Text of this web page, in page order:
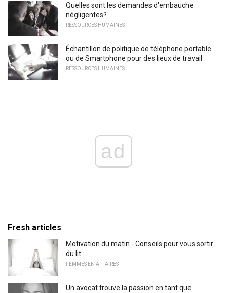
Quelles sont les demandes d'embauche
négligentes?
RESSOURCES HUMAINES
Échantillon de politique de téléphone portable
ou de Smartphone pour des lieux de travail
RESSOURCES HUMAINES
ad
Fresh articles
Motivation du matin - Conseils pour vous sortir
du lit
FEMMES EN AFFAIRES
Un avocat trouve la passion en tant que